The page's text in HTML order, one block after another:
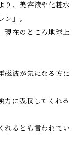
り、美容液や化粧水
」。
現在のところ地球上
磁波が気になる方に
力に吸収してくれる
れるとも言われてい